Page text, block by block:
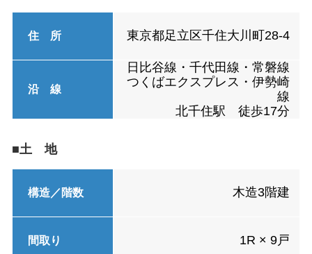
住 所 東京都足立区千住大川町28-4
沿 線
日比谷線・千代田線・常磐線
つくばエクスプレス・伊勢崎
線
北千住駅 徒歩17分
■土 地
構造／階数 木造3階建
間取り 1R × 9戸